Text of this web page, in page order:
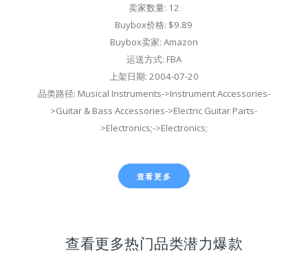
卖家数量: 12
Buybox价格: $9.89
Buybox卖家: Amazon
运送方式: FBA
上架日期: 2004-07-20
品类路径: Musical Instruments->Instrument Accessories-
>Guitar & Bass Accessories->Electric Guitar Parts-
>Electronics;->Electronics;
查看更多
查看更多热门品类潜力爆款